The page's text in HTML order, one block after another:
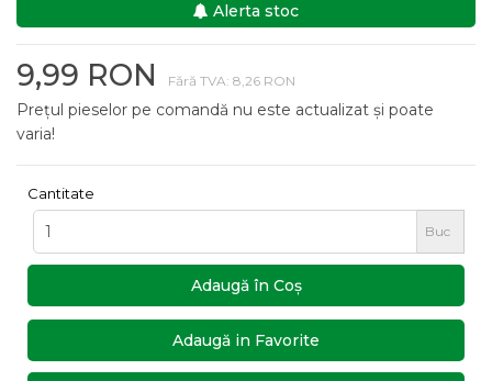
Alerta stoc
9,99 RON Fără TVA: 8,26 RON
Prețul pieselor pe comandă nu este actualizat și poate
varia!
Cantitate
Buc
Adaugă în Coş
Adaugă in Favorite